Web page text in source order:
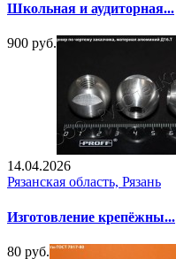
Школьная и аудиторная...
900 руб.
14.04.2026
Рязанская область, Рязань
Изготовление крепёжны...
80 руб.